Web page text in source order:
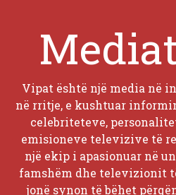
Vipat është një media në
në rritje, e kushtuar
celebriteteve,
emisioneve televizive të
një ekip i apasionuar në
famshëm dhe televizionit
jonë synon të bëhet